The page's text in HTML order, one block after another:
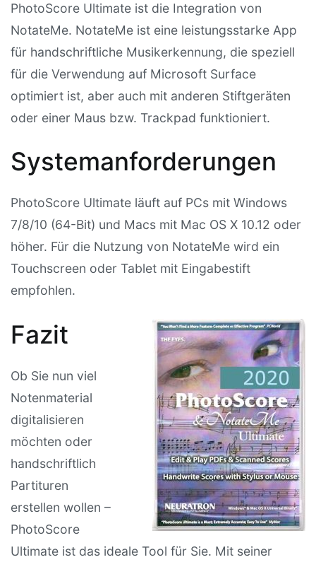
PhotoScore Ultimate ist die Integration von
NotateMe. NotateMe ist eine leistungsstarke App
für handschriftliche Musikerkennung, die speziell
für die Verwendung auf Microsoft Surface
optimiert ist, aber auch mit anderen Stiftgeräten
oder einer Maus bzw. Trackpad funktioniert.
Systemanforderungen
PhotoScore Ultimate läuft auf PCs mit Windows
7/8/10 (64-Bit) und Macs mit Mac OS X 10.12 oder
höher. Für die Nutzung von NotateMe wird ein
Touchscreen oder Tablet mit Eingabestift
empfohlen.
Fazit
Ob Sie nun viel
Notenmaterial
digitalisieren
möchten oder
handschriftlich
Partituren
erstellen wollen –
PhotoScore
Ultimate ist das ideale Tool für Sie. Mit seiner